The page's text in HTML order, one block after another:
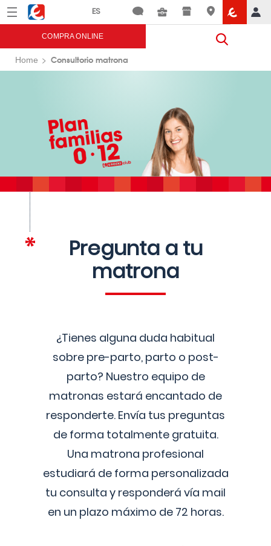
Menú Eroski
COMPRA ONLINE
Home Consultorio matrona
Pregunta a tu
matrona
¿Tienes alguna duda habitual
sobre pre-parto, parto o post-
parto? Nuestro equipo de
matronas estará encantado de
responderte. Envía tus preguntas
de forma totalmente gratuita.
Una matrona profesional
estudiará de forma personalizada
tu consulta y responderá vía mail
en un plazo máximo de 72 horas.